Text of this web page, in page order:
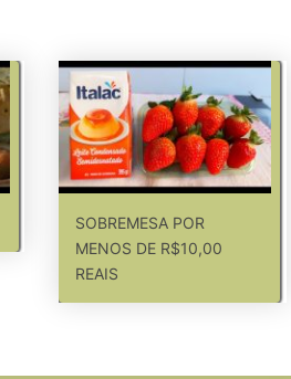
SOBREMESA POR
MENOS DE R$10,00
REAIS